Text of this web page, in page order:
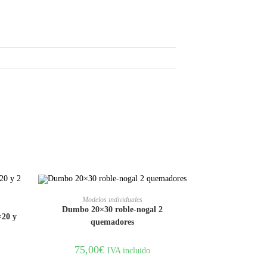
y
AÑADIR AL CARRITO
Modelos individuales
Dumbo 20×30 roble-nogal 2
quemadores
75,00€ IVA incluido